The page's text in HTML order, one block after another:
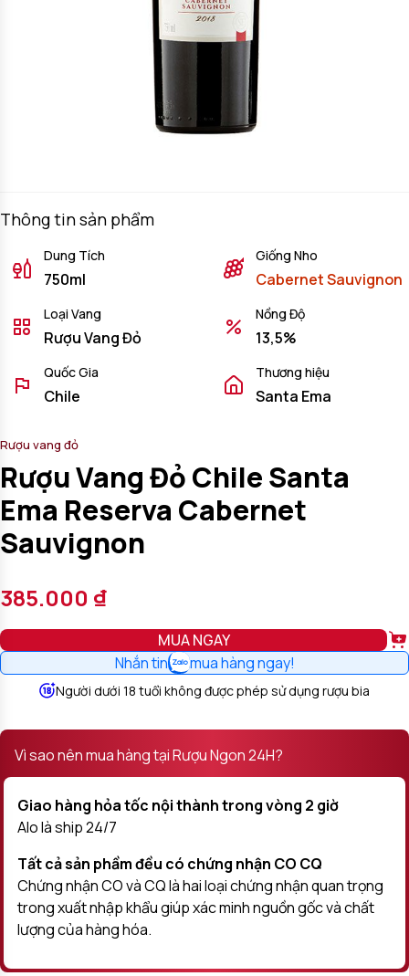
Thông tin sản phẩm
Dung Tích
750ml
Giống Nho
Cabernet Sauvignon
Loại Vang
Rượu Vang Đỏ
Nồng Độ
13,5%
Quốc Gia
Chile
Thương hiệu
Santa Ema
Rượu vang đỏ
Rượu Vang Đỏ Chile Santa
Ema Reserva Cabernet
Sauvignon
385.000 ₫
MUA NGAY
Nhắn tin mua hàng ngay!
Người dưới 18 tuổi không được phép sử dụng rượu bia
Vì sao nên mua hàng tại Rượu Ngon 24H?
Giao hàng hỏa tốc nội thành trong vòng 2 giờ
Alo là ship 24/7
Tất cả sản phầm đều có chứng nhận CO CQ
Chứng nhận CO và CQ là hai loại chứng nhận quan trọng
trong xuất nhập khẩu giúp xác minh nguồn gốc và chất
lượng của hàng hóa.